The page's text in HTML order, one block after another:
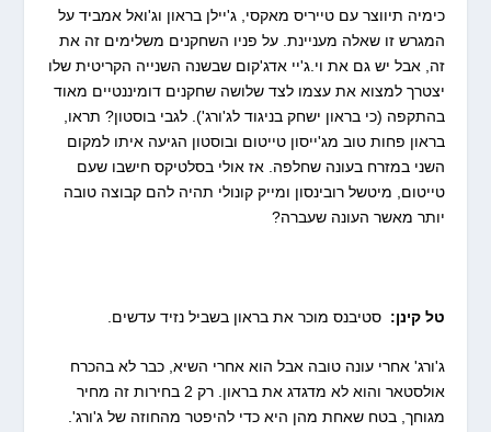
כימיה תיווצר עם טייריס מאקסי, ג'יילן בראון וג'ואל אמביד על
המגרש זו שאלה מעניינת. על פניו השחקנים משלימים זה את
זה, אבל יש גם את וי.ג'יי אדג'קום שבשנה השנייה הקריטית שלו
יצטרך למצוא את עצמו לצד שלושה שחקנים דומיננטיים מאוד
בהתקפה (כי בראון ישחק בניגוד לג'ורג'). לגבי בוסטון? תראו,
בראון פחות טוב מג'ייסון טייטום ובוסטון הגיעה איתו למקום
השני במזרח בעונה שחלפה. אז אולי בסלטיקס חישבו שעם
טייטום, מיטשל רובינסון ומייק קונולי תהיה להם קבוצה טובה
יותר מאשר העונה שעברה?
טל קינן:סטיבנס מוכר את בראון בשביל נזיד עדשים.
ג'ורג' אחרי עונה טובה אבל הוא אחרי השיא, כבר לא בהכרח
אולסטאר והוא לא מדגדג את בראון. רק 2 בחירות זה מחיר
מגוחך, בטח שאחת מהן היא כדי להיפטר מהחוזה של ג'ורג'.